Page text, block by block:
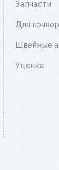
Запчасти
Для
Швейные
Уценка